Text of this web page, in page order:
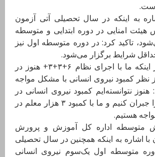
به اینکه در سال تحصیلی آتی آزمون
امنایی در دوره ابتدایی و متوسطه
تاکید کرد: در دوره متوسطه اول نیز
شرایط برگزار می‌شود.
وی با تاکید بر اینکه ما با اجرای نظام ۶+۳+۳+ هنوز در
نظر کمبود نیروی انسانی با مشکل مواجه
نتوانسته‌ایم کمبود نیروی انسانی در
دوره ابتدایی را جبران کنیم و ما با کمبود ۳ هزار معلم در
هستیم.
متوسطه اداره کل آموزش و پرورش
با اشاره به اینکه همچنین در سال تحصیلی
متوسطه اول یک‌سوم نیروی انسانی